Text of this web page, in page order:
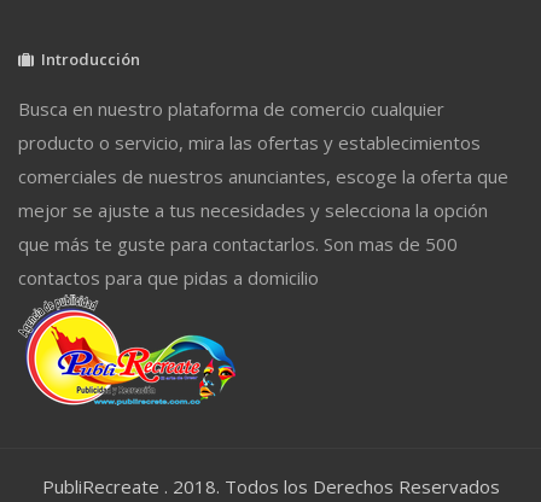
Introducción
Busca en nuestro plataforma de comercio cualquier
producto o servicio, mira las ofertas y establecimientos
comerciales de nuestros anunciantes, escoge la oferta que
mejor se ajuste a tus necesidades y selecciona la opción
que más te guste para contactarlos. Son mas de 500
contactos para que pidas a domicilio
PubliRecreate . 2018. Todos los Derechos Reservados